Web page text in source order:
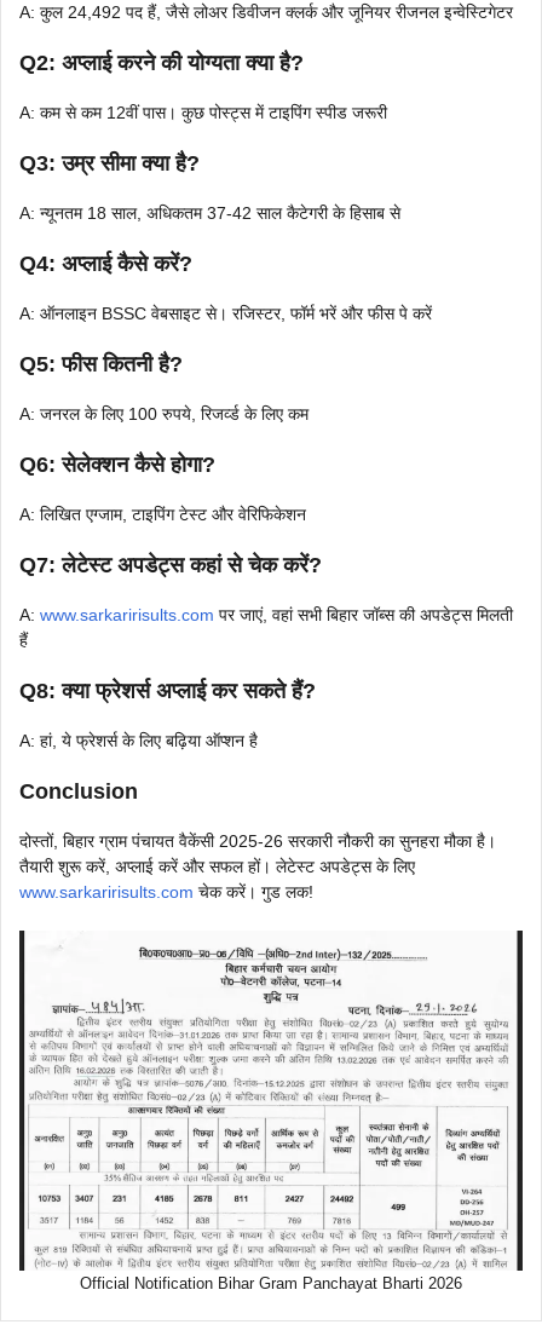
A: कुल 24,492 पद हैं, जैसे लोअर डिवीजन क्लर्क और जूनियर रीजनल इन्वेस्टिगेटर
Q2: अप्लाई करने की योग्यता क्या है?
A: कम से कम 12वीं पास। कुछ पोस्ट्स में टाइपिंग स्पीड जरूरी
Q3: उम्र सीमा क्या है?
A: न्यूनतम 18 साल, अधिकतम 37-42 साल कैटेगरी के हिसाब से
Q4: अप्लाई कैसे करें?
A: ऑनलाइन BSSC वेबसाइट से। रजिस्टर, फॉर्म भरें और फीस पे करें
Q5: फीस कितनी है?
A: जनरल के लिए 100 रुपये, रिजर्व्ड के लिए कम
Q6: सेलेक्शन कैसे होगा?
A: लिखित एग्जाम, टाइपिंग टेस्ट और वेरिफिकेशन
Q7: लेटेस्ट अपडेट्स कहां से चेक करें?
A: www.sarkaririsults.com पर जाएं, वहां सभी बिहार जॉब्स की अपडेट्स मिलती
हैं
Q8: क्या फ्रेशर्स अप्लाई कर सकते हैं?
A: हां, ये फ्रेशर्स के लिए बढ़िया ऑप्शन है
Conclusion
दोस्तों, बिहार ग्राम पंचायत वैकेंसी 2025-26 सरकारी नौकरी का सुनहरा मौका है।
तैयारी शुरू करें, अप्लाई करें और सफल हों। लेटेस्ट अपडेट्स के लिए
www.sarkaririsults.com चेक करें। गुड लक!
Official Notification Bihar Gram Panchayat Bharti 2026